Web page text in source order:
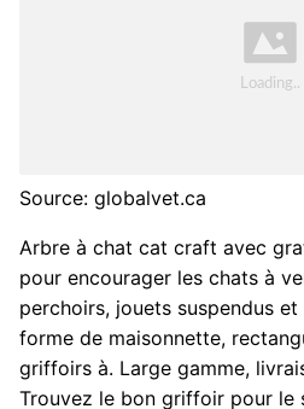
Source: globalvet.ca
Arbre à chat cat craft avec
pour encourager les chats à
perchoirs, jouets suspendus
forme de maisonnette,
griffoirs à. Large gamme,
Trouvez le bon griffoir pour le